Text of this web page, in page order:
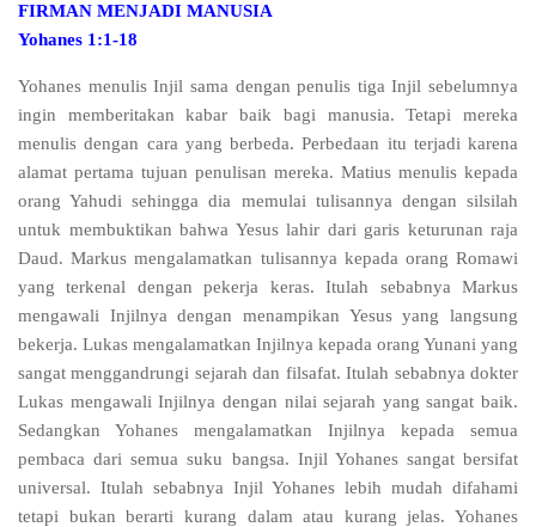
FIRMAN MENJADI MANUSIA
Yohanes 1:1-18
Yohanes menulis Injil sama dengan penulis tiga Injil sebelumnya
ingin memberitakan kabar baik bagi manusia. Tetapi mereka
menulis dengan cara yang berbeda. Perbedaan itu terjadi karena
alamat pertama tujuan penulisan mereka. Matius menulis kepada
orang Yahudi sehingga dia memulai tulisannya dengan silsilah
untuk membuktikan bahwa Yesus lahir dari garis keturunan raja
Daud. Markus mengalamatkan tulisannya kepada orang Romawi
yang terkenal dengan pekerja keras. Itulah sebabnya Markus
mengawali Injilnya dengan menampikan Yesus yang langsung
bekerja. Lukas mengalamatkan Injilnya kepada orang Yunani yang
sangat menggandrungi sejarah dan filsafat. Itulah sebabnya dokter
Lukas mengawali Injilnya dengan nilai sejarah yang sangat baik.
Sedangkan Yohanes mengalamatkan Injilnya kepada semua
pembaca dari semua suku bangsa. Injil Yohanes sangat bersifat
universal. Itulah sebabnya Injil Yohanes lebih mudah difahami
tetapi bukan berarti kurang dalam atau kurang jelas. Yohanes